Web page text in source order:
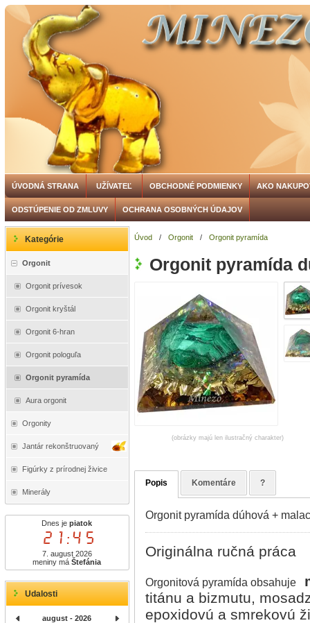
ÚVODNÁ STRANA UŽÍVATEĽ OBCHODNÉ PODMIENKY AKO
ODSTÚPENIE OD ZMLUVY OCHRANA OSOBNÝCH ÚDAJOV
Kategórie
Orgonit
Orgonit prívesok
Orgonit kryštál
Orgonit 6-hran
Orgonit pologuľa
Orgonit pyramída
Aura orgonit
Orgonity
Jantár rekonštruovaný
Figúrky z prírodnej živice
Minerály
Dnes jepiatok
21:45
7. august 2026
meniny máŠtefánia
Udalosti
august - 2026
Úvod / Orgonit / Orgonit pyramída
Orgonit pyramída
(obrázky majú len ilustračný charakter)
Popis Komentáre ?
Orgonit pyramída dúhová +
Originálna ručná práca
Orgonitová pyramída obsahuje
titánu a bizmutu,
epoxidovú a smrekovú